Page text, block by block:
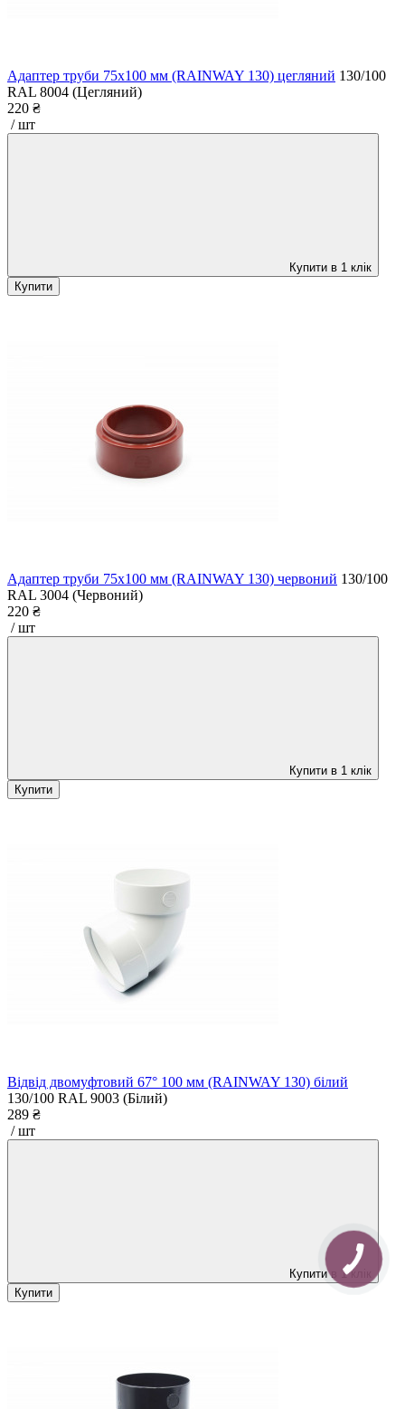
Адаптер труби 75x100 мм (RAINWAY 130) цегляний 130/100
RAL 8004 (Цегляний)
220 ₴
/ шт
Купити в 1 клік
Купити
Адаптер труби 75x100 мм (RAINWAY 130) червоний 130/100
RAL 3004 (Червоний)
220 ₴
/ шт
Купити в 1 клік
Купити
Відвід двомуфтовий 67° 100 мм (RAINWAY 130) білий
130/100 RAL 9003 (Білий)
289 ₴
/ шт
Купити в 1 клік
Купити